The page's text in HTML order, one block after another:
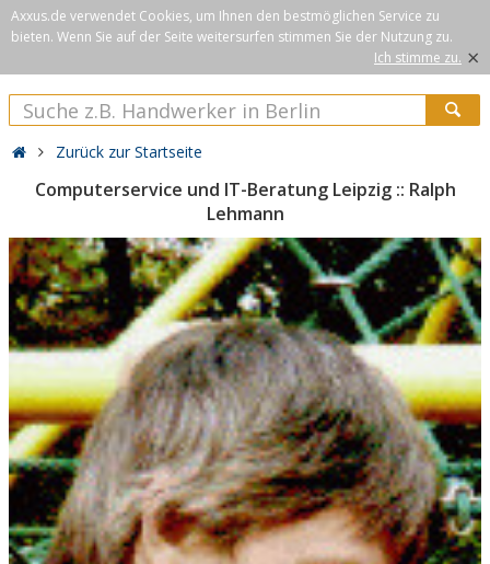
Axxus.de verwendet Cookies, um Ihnen den bestmöglichen Service zu
bieten. Wenn Sie auf der Seite weitersurfen stimmen Sie der Nutzung zu.
Ich stimme zu. ×
Zurück zur Startseite
Computerservice und IT-Beratung Leipzig :: Ralph
Lehmann